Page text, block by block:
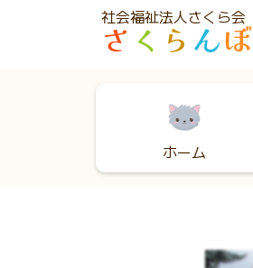
社会福祉法人さくら会
さくらんぼ
ホーム